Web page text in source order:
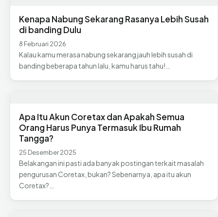
Kenapa Nabung Sekarang Rasanya Lebih Susah
di banding Dulu
8 Februari 2026
Kalau kamu merasa nabung sekarang jauh lebih susah di
banding beberapa tahun lalu, kamu harus tahu!…
Apa Itu Akun Coretax dan Apakah Semua
Orang Harus Punya Termasuk Ibu Rumah
Tangga?
25 Desember 2025
Belakangan ini pasti ada banyak postingan terkait masalah
pengurusan Coretax, bukan? Sebenarnya, apa itu akun
Coretax?…